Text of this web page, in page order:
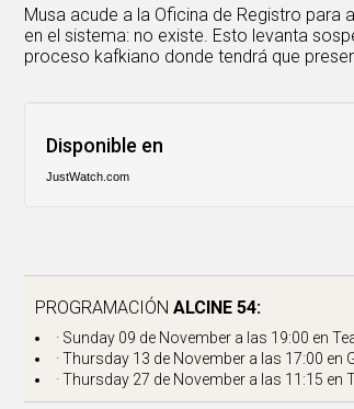
Musa acude a la Oficina de Registro para
en el sistema: no existe. Esto levanta
proceso kafkiano donde tendrá que
Disponible en
JustWatch.com
PROGRAMACIÓN ALCINE 54:
· Sunday 09 de November a las 19:00 en
· Thursday 13 de November a las 17:00 en
· Thursday 27 de November a las 11:15 en